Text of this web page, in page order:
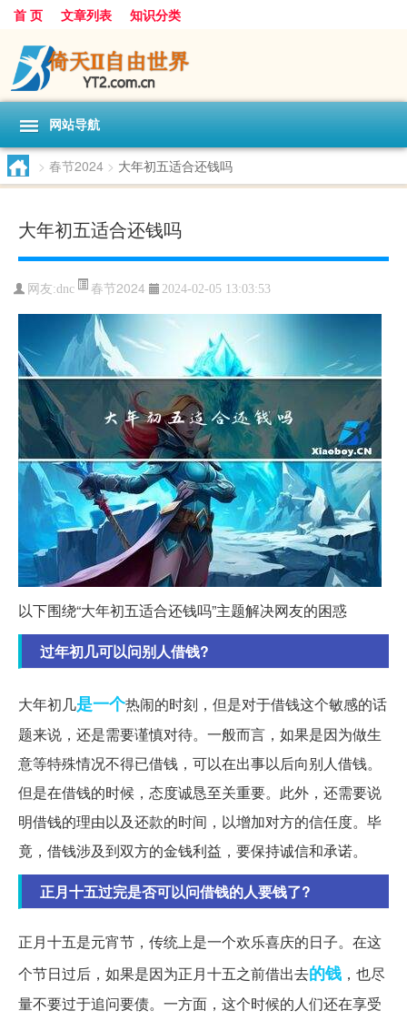
首 页 文章列表 知识分类
网站导航
> 春节2024 > 大年初五适合还钱吗
大年初五适合还钱吗
网友:dnc 春节2024 2024-02-05 13:03:53
以下围绕“大年初五适合还钱吗”主题解决网友的困惑
过年初几可以问别人借钱?
大年初几是一个热闹的时刻，但是对于借钱这个敏感的话
题来说，还是需要谨慎对待。一般而言，如果是因为做生
意等特殊情况不得已借钱，可以在出事以后向别人借钱。
但是在借钱的时候，态度诚恳至关重要。此外，还需要说
明借钱的理由以及还款的时间，以增加对方的信任度。毕
竟，借钱涉及到双方的金钱利益，要保持诚信和承诺。
正月十五过完是否可以问借钱的人要钱了?
正月十五是元宵节，传统上是一个欢乐喜庆的日子。在这
个节日过后，如果是因为正月十五之前借出去的钱 ，也尽
量不要过于追问要债。一方面，这个时候的人们还在享受